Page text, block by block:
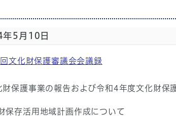
5月10日
文化財保護審議会会議録
保護事業の報告および令和4年度文化財保
保存活用地域計画作成について